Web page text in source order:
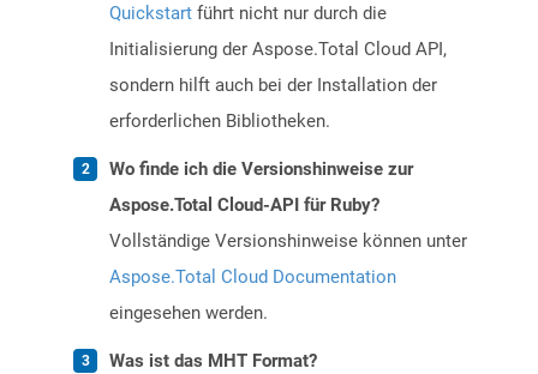
Quickstart führt nicht nur durch die
Initialisierung der Aspose.Total Cloud API,
sondern hilft auch bei der Installation der
erforderlichen Bibliotheken.
Wo finde ich die Versionshinweise zur
Aspose.Total Cloud-API für Ruby?
Vollständige Versionshinweise können unter
Aspose.Total Cloud Documentation
eingesehen werden.
Was ist das MHT Format?